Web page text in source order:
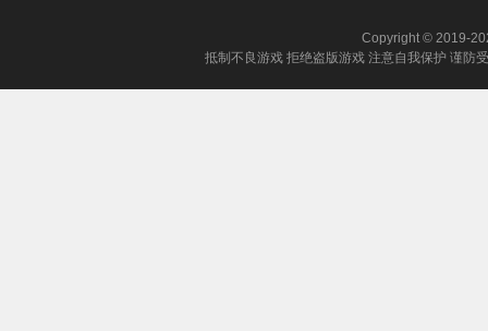
Copyright © 2019-
抵制不良游戏 拒绝盗版游戏 注意自我保护 谨